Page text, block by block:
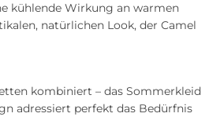
kühlende Wirkung an warmen
natürlichen Look, der Camel
kombiniert – das Sommerkleid
adressiert perfekt das Bedürfnis